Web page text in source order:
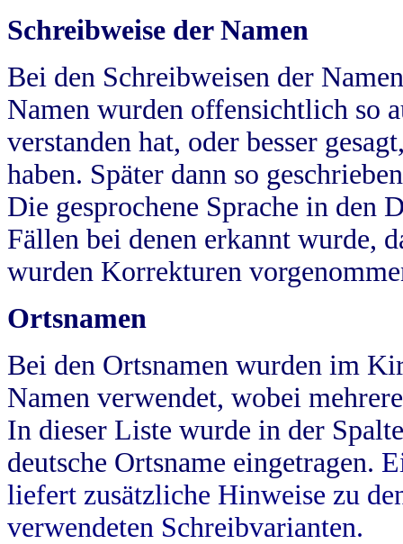
Schreibweise der Namen
Bei den Schreibweisen der
Namen wurden offensichtlich so
verstanden hat, oder besser
haben. Später dann so
Die gesprochene Sprache in
Fällen bei denen erkannt wurde,
wurden Korrekturen
Ortsnamen
Bei den Ortsnamen wurden im
Namen verwendet, wobei
In dieser Liste wurde in der
deutsche Ortsname eingetragen.
liefert zusätzliche Hinweise zu
verwendeten Schreibvarianten.